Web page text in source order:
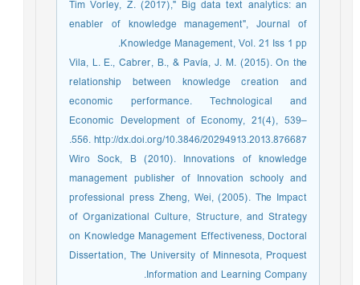
Tim Vorley, Z. (2017)," Big data text analytics: an
enabler of knowledge management", Journal of
Knowledge Management, Vol. 21 Iss 1 pp.
Vila, L. E., Cabrer, B., & Pavía, J. M. (2015). On the
relationship between knowledge creation and
economic performance. Technological and
Economic Development of Economy, 21(4), 539–
556. http://dx.doi.org/10.3846/20294913.2013.876687.
Wiro Sock, B (2010). Innovations of knowledge
management publisher of Innovation schooly and
professional press Zheng, Wei, (2005). The Impact
of Organizational Culture, Structure, and Strategy
on Knowledge Management Effectiveness, Doctoral
Dissertation, The University of Minnesota, Proquest
Information and Learning Company.